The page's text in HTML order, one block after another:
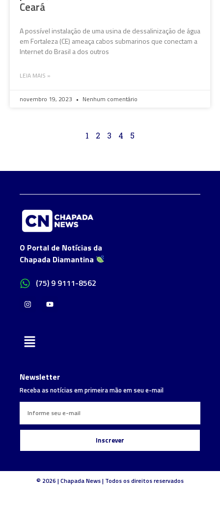
Ceará
A possível instalação de uma usina de dessalinização de água
em Fortaleza (CE) ameaça cabos submarinos que conectam a
Internet do Brasil a dos outros
LEIA MAIS »
novembro 19, 2023 Nenhum comentário
1 2 3 4 5
O Portal de Notícias da
Chapada Diamantina
(75) 9 9111-8562
Newsletter
Receba as notícias em primeira mão em seu e-mail
Inscrever
© 2026 | Chapada News | Todos os direitos reservados